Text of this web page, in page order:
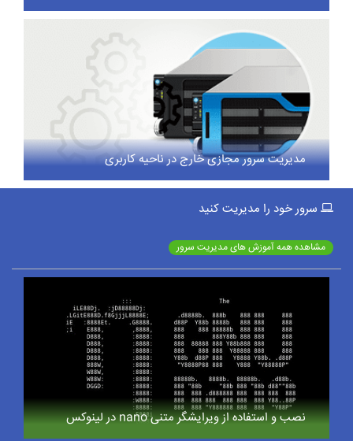
مدیریت سرور مجازی خارج در ناحیه کاربری
سرور خود را مدیریت کنید
مشاهده همه آموزش های مدیریت سرور
نصب و استفاده از ویرایشگر متنی nano در لینوکس